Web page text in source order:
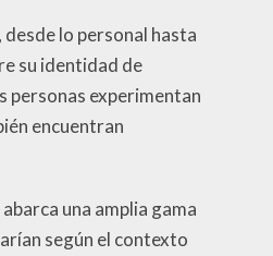
lo personal hasta
su identidad de
personas experimentan
encuentran
una amplia gama
según el contexto